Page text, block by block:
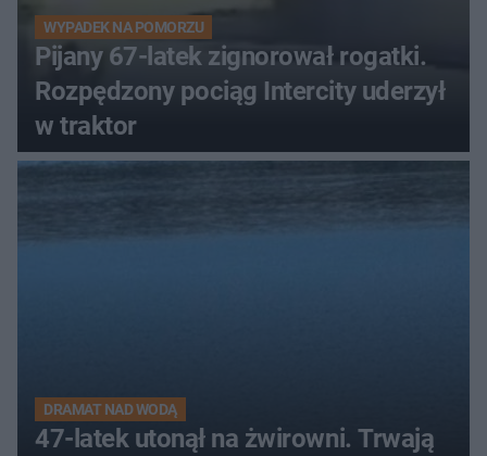
WYPADEK NA POMORZU
Pijany 67-latek zignorował rogatki.
Rozpędzony pociąg Intercity uderzył
w traktor
DRAMAT NAD WODĄ
47-latek utonął na żwirowni. Trwają